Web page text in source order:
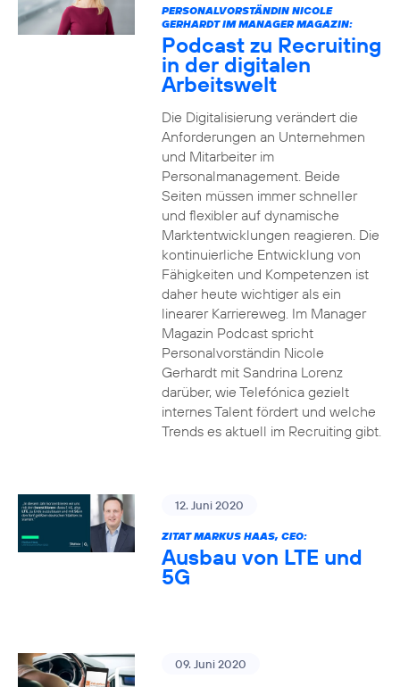
PERSONALVORSTÄNDIN NICOLE
GERHARDT IM MANAGER MAGAZIN:
Podcast zu Recruiting
in der digitalen
Arbeitswelt
Die Digitalisierung verändert die
Anforderungen an Unternehmen
und Mitarbeiter im
Personalmanagement. Beide
Seiten müssen immer schneller
und flexibler auf dynamische
Marktentwicklungen reagieren. Die
kontinuierliche Entwicklung von
Fähigkeiten und Kompetenzen ist
daher heute wichtiger als ein
linearer Karriereweg. Im Manager
Magazin Podcast spricht
Personalvorständin Nicole
Gerhardt mit Sandrina Lorenz
darüber, wie Telefónica gezielt
internes Talent fördert und welche
Trends es aktuell im Recruiting gibt.
12. Juni 2020
ZITAT MARKUS HAAS, CEO:
Ausbau von LTE und
5G
09. Juni 2020